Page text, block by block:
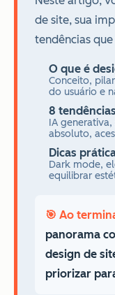
de site, sua
tendências
O que é
Conceito,
do usuário e
8
IA
absoluto,
Dicas
Dark mode,
equilibrar
🎯 Ao
panorama
design de
priorizar